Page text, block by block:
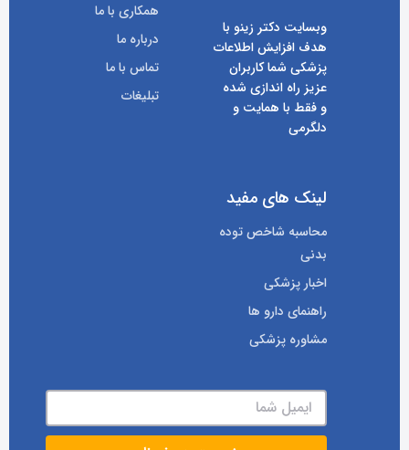
وبسایت دکتر زینو با
هدف افزایش اطلاعات
پزشکی شما کاربران
عزیز راه اندازی شده
و فقط با همایت و
دلگرمی
همکاری با ما
درباره ما
تماس با ما
تبلیغات
لینک های مفید
محاسبه شاخص توده
بدنی
اخبار پزشکی
راهنمای دارو ها
مشاوره پزشکی